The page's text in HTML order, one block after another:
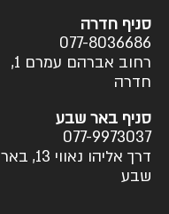
סניף חדרה
077-8036686
רחוב אברהם עמרם 1,
חדרה
סניף באר שבע
077-9973037
דרך אליהו נאווי 13, באר
שבע